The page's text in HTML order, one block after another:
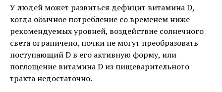
У людей может развиться дефицит витамина D,
когда обычное потребление со временем ниже
рекомендуемых уровней, воздействие солнечного
света ограничено, почки не могут преобразовать
поступающий D в его активную форму, или
поглощение витамина D из пищеварительного
тракта недостаточно.